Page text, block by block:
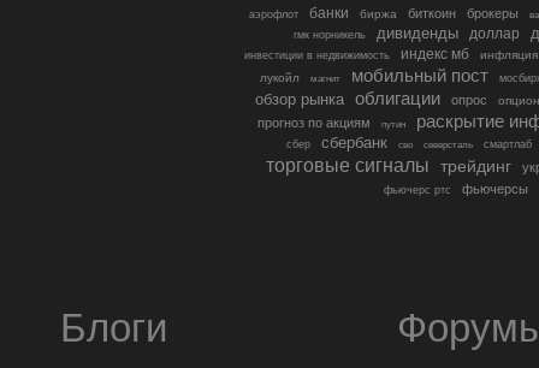
аэрофлот банки биржа биткоин брокеры
гмк норникель
дивиденды доллар
инвестиции в недвижимость индекс мб
инфляция
лукойл
магнит мобильный пост
обзор рынка облигации опрос
прогноз по акциям путин раскрытие
сбер сбербанк сво северсталь смартлаб
торговые сигналы трейдинг
фьючерс ртс фьючерсы
Блоги